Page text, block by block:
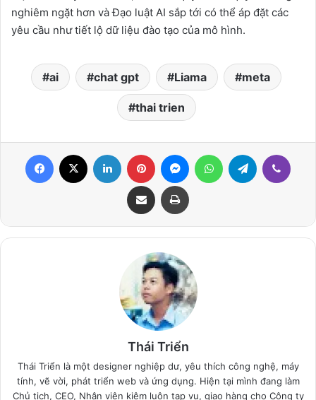
nghiêm ngặt hơn và Đạo luật AI sắp tới có thể áp đặt các
yêu cầu như tiết lộ dữ liệu đào tạo của mô hình.
ai chat gpt Liama meta
thai trien
Facebook LinkedIn Pinterest MessengerWhatsAppTelegram
Share via Email Print
Thái Triển
Thái Triển là một designer nghiệp dư, yêu thích công nghệ, máy
tính, vẽ vời, phát triển web và ứng dụng. Hiện tại mình đang làm
Chủ tịch, CEO, Nhân viên kiêm luôn tạp vụ, giao hàng cho Công ty